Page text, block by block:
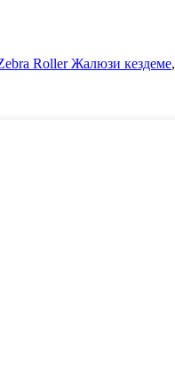
Roller Жалюзи кездеме,